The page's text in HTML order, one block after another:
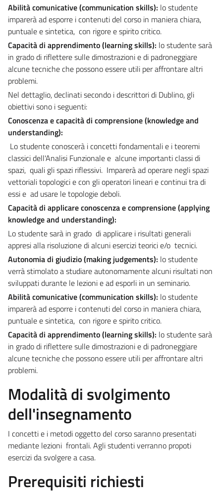
Abilità comunicative (communication skills): lo studente
imparerà ad esporre i contenuti del corso in maniera chiara,
puntuale e sintetica, con rigore e spirito critico.
Capacità di apprendimento (learning skills): lo studente sarà
in grado di riflettere sulle dimostrazioni e di padroneggiare
alcune tecniche che possono essere utili per affrontare altri
problemi.
Nel dettaglio, declinati secondo i descrittori di Dublino, gli
obiettivi sono i seguenti:
Conoscenza e capacità di comprensione(knowledge and
understanding):
Lo studenteconoscerà i concetti fondamentali e i teoremi
classici dell'Analisi Funzionale e alcune importanti classi di
spazi, quali gli spazi riflessivi. Imparerà ad operare negli spazi
vettoriali topologici e con gli operatori lineari e continui tra di
essi e ad usare le topologie deboli.
Capacità di applicare conoscenza e comprensione(applying
knowledge and understanding):
Lo studente sarà in grado di applicare i risultati generali
appresi alla risoluzione di alcuni esercizi teorici e/o tecnici.
Autonomia di giudizio(making judgements): lo studente
verrà stimolato a studiare autonomamente alcuni risultati non
sviluppati durante le lezioni e ad esporli in un seminario.
Abilità comunicative(communication skills): lo studente
imparerà ad esporre i contenuti del corso in maniera chiara,
puntuale e sintetica, con rigore e spirito critico.
Capacità di apprendimento (learning skills): lo studente sarà
in grado di riflettere sulle dimostrazioni e di padroneggiare
alcune tecniche che possono essere utili per affrontare altri
problemi.
Modalità di svolgimento
dell'insegnamento
I concetti e i metodi oggetto del corso saranno presentati
mediante lezioni frontali. Agli studenti verranno propoti
esercizi da svolgere a casa.
Prerequisiti richiesti